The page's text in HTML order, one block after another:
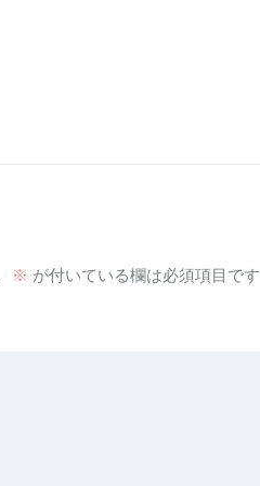
※ が付いている欄は必須項目です